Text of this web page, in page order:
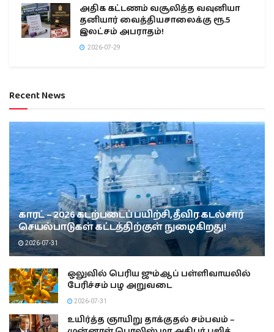
அதிக கட்டணம் வசூலித்த வவுனியா
தனியார் வைத்தியசாலைக்கு ரூ.5
இலட்சம் அபராதம்!
2026-07-29
Recent News
காரட் – 2026 கடற்படைப் பயிற்சி, தீவிர கடல்சார்
செயல்பாடுகள் கட்டத்திற்குள் நுழைகிறது!
2026-07-31
ஒலுவில் பெரிய ஜும்ஆப் பள்ளிவாயலில்
பேரிச்சம் பழ அறுவடை
2026-07-31
உயிர்த்த ஞாயிறு தாக்குதல் சம்பவம் –